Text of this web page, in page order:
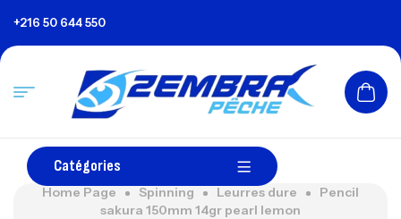
+216 50 644 550
Catégories
Home Page Spinning Leurres dure
Pencil
sakura 150mm 14gr pearl lemon